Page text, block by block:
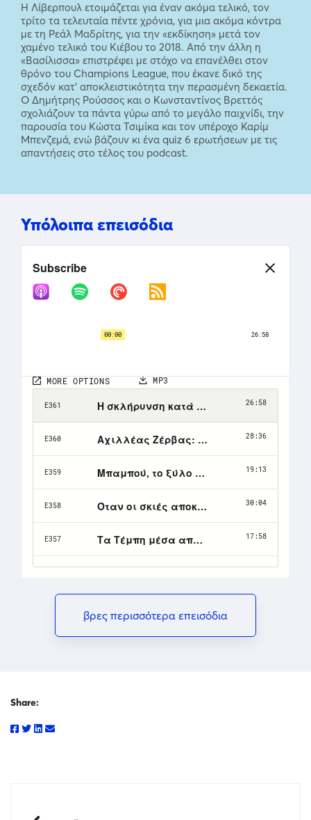
Η Λίβερπουλ ετοιμάζεται για έναν ακόμα τελικό, τον
τρίτο τα τελευταία πέντε χρόνια, για μια ακόμα κόντρα
με τη Ρεάλ Μαδρίτης, για την «εκδίκηση» μετά τον
χαμένο τελικό του Κιέβου το 2018. Από την άλλη η
«Βασίλισσα» επιστρέφει με στόχο να επανέλθει στον
θρόνο του Champions League, που έκανε δικό της
σχεδόν κατ’ αποκλειστικότητα την περασμένη δεκαετία.
Ο Δημήτρης Ρούσσος και ο Κωνσταντίνος Βρεττός
σχολιάζουν τα πάντα γύρω από το μεγάλο παιχνίδι, την
παρουσία του Κώστα Τσιμίκα και τον υπέροχο Καρίμ
Μπενζεμά, ενώ βάζουν κι ένα quiz 6 ερωτήσεων με τις
απαντήσεις στο τέλος του podcast.
Υπόλοιπα επεισόδια
βρες περισσότερα επεισόδια
Share: